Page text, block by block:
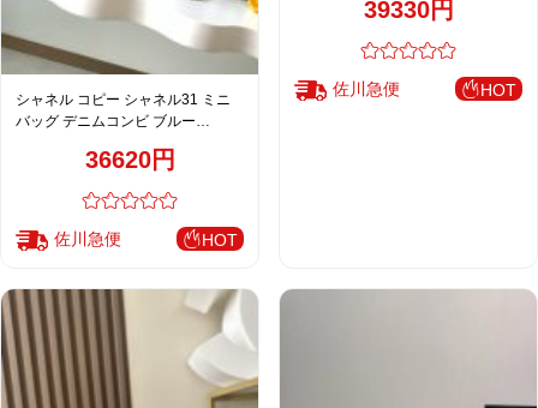
シャネル コピー シャネル31 ミニ
バッグ デニムコンビ ブルー
36620円
佐川急便 HOT
39330円
佐川急便 HOT